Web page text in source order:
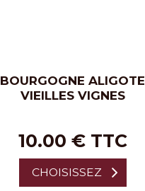
BOURGOGNE ALIGOTE
VIEILLES VIGNES
10.00 € TTC
CHOISISSEZ